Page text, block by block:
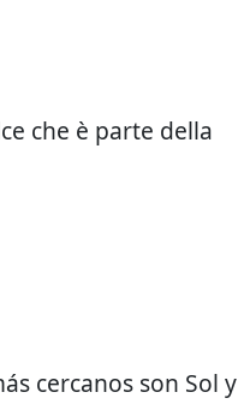
che è parte della
cercanos son Sol y